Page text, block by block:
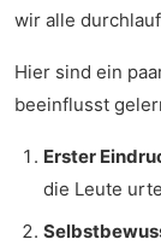
wir alle
Hier sind ein
beeinflusst
Erster
die Leute